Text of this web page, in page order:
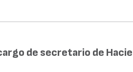
de secretario de